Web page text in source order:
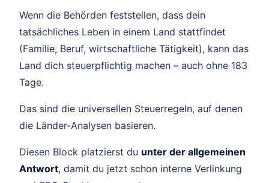
Wenn die Behörden feststellen, dass dein
tatsächliches Leben in einem Land stattfindet
(Familie, Beruf, wirtschaftliche Tätigkeit), kann das
Land dich steuerpflichtig machen – auch ohne 183
Tage.
Das sind die universellen Steuerregeln, auf denen
die Länder-Analysen basieren.
Diesen Block platzierst du unter der allgemeinen
Antwort, damit du jetzt schon interne Verlinkung